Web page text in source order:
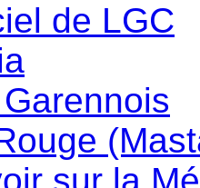
de LGC